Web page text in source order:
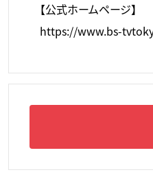
【公式ホームページ】
https://www.bs-